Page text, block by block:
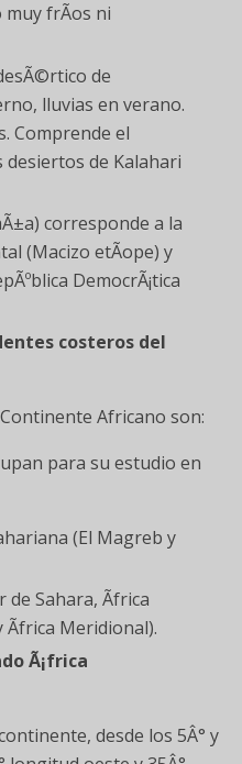
muy frÃ­os ni
de
lluvias en verano.
Comprende el
desiertos de Kalahari
corresponde a la
(Macizo etÃ­ope) y
DemocrÃ¡tica
costeros del
Africano son:
para su estudio en
(El Magreb y
Sahara, Ãfrica
Meridional).
Ã¡frica
desde los 5Â° y